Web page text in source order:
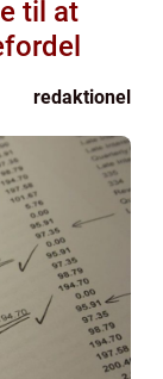
til at
redaktionel